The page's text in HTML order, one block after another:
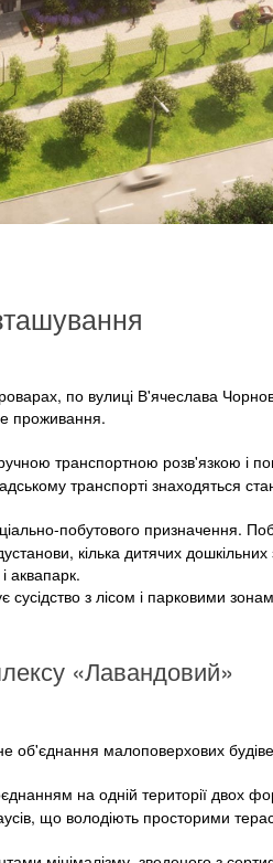
по вулиці В'ячеслава
проживання.
транспортною розв'язкою і
транспорті знаходяться
побутового призначення.
кілька дитячих дошкільних
аквапарк.
з лісом і парковими
«Лавандовий»
об'єднання малоповерхових
на одній території двох
що володіють просторими